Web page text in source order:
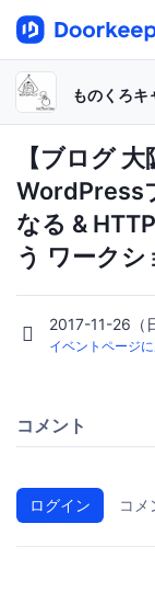
ものくろ
【ブログ
WordPress
なる &
う ワークシ
2017-11-26（
イベントページ
コメント
ログイン コメ